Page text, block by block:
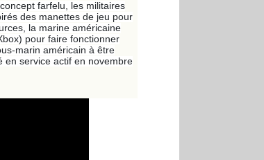
farfelu, les militaires
des manettes de jeu pour
la marine américaine
pour faire fonctionner
marin américain à être
en service actif en novembre